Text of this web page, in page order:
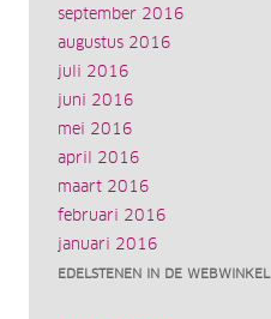
september 2016
augustus 2016
juli 2016
juni 2016
mei 2016
april 2016
maart 2016
februari 2016
januari 2016
EDELSTENEN IN DE WEBWINKEL